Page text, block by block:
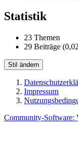
Statistik
23 Themen
29 Beiträge
Stil ändern
Impressum
Community-Software: